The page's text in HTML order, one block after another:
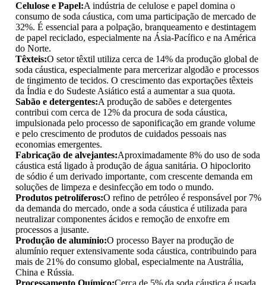
Celulose e Papel:A indústria de celulose e papel domina o
consumo de soda cáustica, com uma participação de mercado de
32%. É essencial para a polpação, branqueamento e destintagem
de papel reciclado, especialmente na Ásia-Pacífico e na América
do Norte.
Têxteis:O setor têxtil utiliza cerca de 14% da produção global de
soda cáustica, especialmente para mercerizar algodão e processos
de tingimento de tecidos. O crescimento das exportações têxteis
da Índia e do Sudeste Asiático está a aumentar a sua quota.
Sabão e detergentes:A produção de sabões e detergentes
contribui com cerca de 12% da procura de soda cáustica,
impulsionada pelo processo de saponificação em grande volume
e pelo crescimento de produtos de cuidados pessoais nas
economias emergentes.
Fabricação de alvejantes:Aproximadamente 8% do uso de soda
cáustica está ligado à produção de água sanitária. O hipoclorito
de sódio é um derivado importante, com crescente demanda em
soluções de limpeza e desinfecção em todo o mundo.
Produtos petrolíferos:O refino de petróleo é responsável por 7%
da demanda do mercado, onde a soda cáustica é utilizada para
neutralizar componentes ácidos e remoção de enxofre em
processos a jusante.
Produção de alumínio:O processo Bayer na produção de
alumínio requer extensivamente soda cáustica, contribuindo para
mais de 21% do consumo global, especialmente na Austrália,
China e Rússia.